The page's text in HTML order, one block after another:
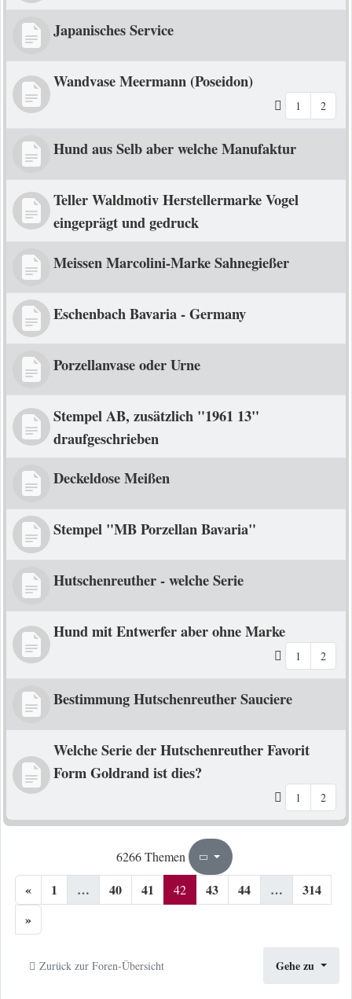
Japanisches Service
Wandvase Meermann (Poseidon)
1 2
Hund aus Selb aber welche Manufaktur
Teller Waldmotiv Herstellermarke Vogel
eingeprägt und gedruck
Meissen Marcolini-Marke Sahnegießer
Eschenbach Bavaria - Germany
Porzellanvase oder Urne
Stempel AB, zusätzlich "1961 13"
draufgeschrieben
Deckeldose Meißen
Stempel "MB Porzellan Bavaria"
Hutschenreuther - welche Serie
Hund mit Entwerfer aber ohne Marke
1 2
Bestimmung Hutschenreuther Sauciere
Welche Serie der Hutschenreuther Favorit
Form Goldrand ist dies?
1 2
6266 Themen Seite42
« 1 … 40 41 42 43 44 …
314
»
Zurück zur Foren-Übersicht Gehe zu